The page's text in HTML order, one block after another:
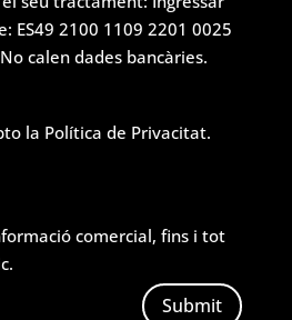
ES49 2100 1109 2201 0025
calen dades bancàries.
la Política de Privacitat.
comercial, fins i tot
Submit